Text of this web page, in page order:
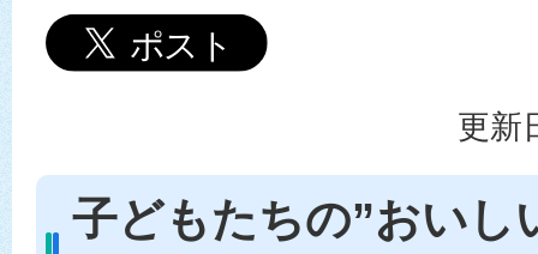
更新
子どもたちの”おいし